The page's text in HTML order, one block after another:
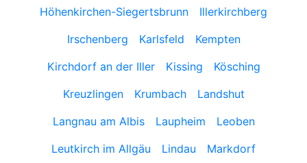
Höhenkirchen-Siegertsbrunn
Illerkirchberg
Irschenberg
Karlsfeld
Kempten
Kirchdorf an der Iller
Kissing
Kösching
Kreuzlingen
Krumbach
Landshut
Langnau am Albis
Laupheim
Leoben
Leutkirch im Allgäu
Lindau
Markdorf